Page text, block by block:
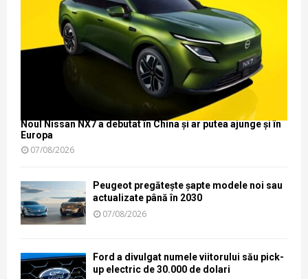
Noul Nissan NX7 a debutat în China și ar putea ajunge și în
Europa
07/08/2026
Peugeot pregătește șapte modele noi sau
actualizate până în 2030
07/08/2026
Ford a divulgat numele viitorului său pick-
up electric de 30.000 de dolari